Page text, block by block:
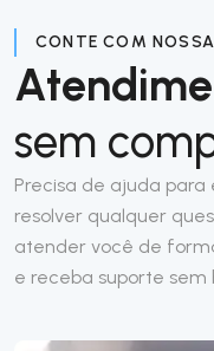
CONTE COM NOSSA
sem
Precisa de ajuda para
resolver qualquer
atender você de
e receba suporte sem